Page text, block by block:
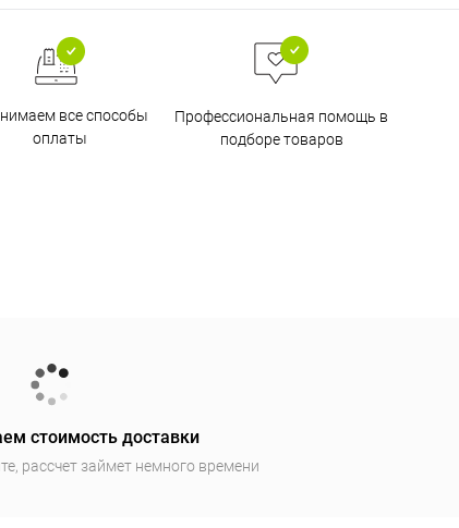
все способы
оплаты
Профессиональная помощь в
подборе товаров
стоимость доставки
рассчет займет немного времени